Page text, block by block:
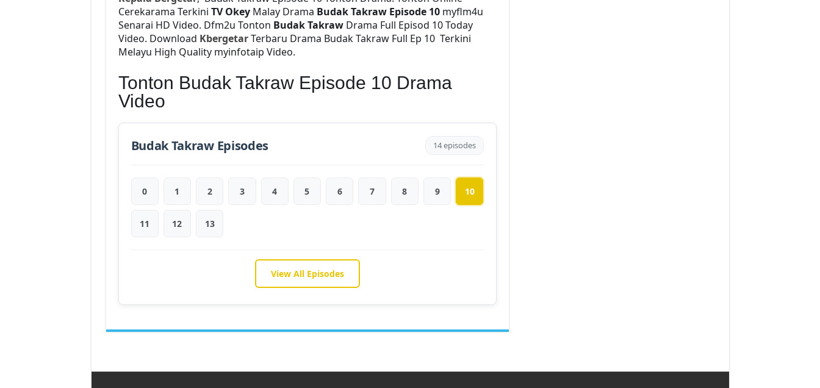
Cerekarama Terkini TV OkeyMalay Drama Budak Takraw Episode 10 myflm4u
Senarai HD Video. Dfm2u Tonton Budak TakrawDrama Full Episod 10 Today
Video. Download KbergetarTerbaru Drama Budak Takraw Full Ep 10 Terkini
Melayu High Quality myinfotaip Video.
Tonton Budak Takraw Episode 10 Drama
Video
Budak Takraw Episodes 14 episodes
0 1 2 3 4 5 6 7 8 9 10
11 12 13
View All Episodes